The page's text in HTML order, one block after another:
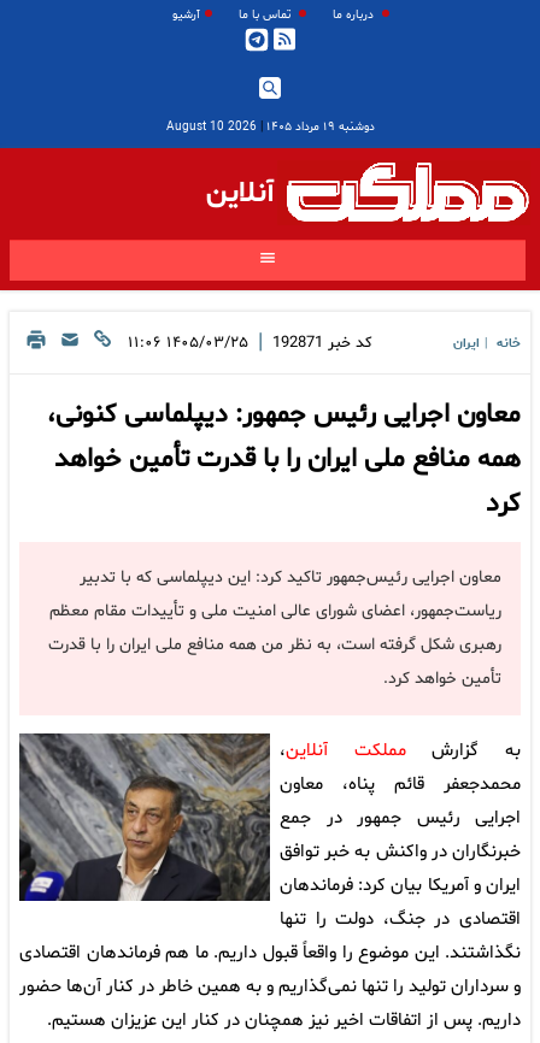
درباره ما تماس با ما آرشیو
دوشنبه ۱۹ مرداد ۱۴۰۵ |
2026 August 10
آنلاین
خانه ایران کد خبر 192871
| ۱۴۰۵/۰۳/۲۵ ۱۱:۰۶
معاون اجرایی رئیس جمهور: دیپلماسی کنونی،
همه منافع ملی ایران را با قدرت تأمین خواهد
کرد
معاون اجرایی رئیس‌جمهور تاکید کرد: این دیپلماسی که با تدبیر
ریاست‌جمهور، اعضای شورای عالی امنیت ملی و تأییدات مقام معظم
رهبری شکل گرفته است، به نظر من همه منافع ملی ایران را با قدرت
تأمین خواهد کرد.
به گزارشمملکت آنلاین،
محمدجعفر قائم پناه، معاون
اجرایی رئیس جمهور در جمع
خبرنگاران در واکنش به خبر توافق
ایران و آمریکا بیان کرد: فرماندهان
اقتصادی در جنگ، دولت را تنها
نگذاشتند. این موضوع را واقعاً قبول داریم. ما هم فرماندهان اقتصادی
و سرداران تولید را تنها نمی‌گذاریم و به همین خاطر در کنار آن‌ها حضور
داریم. پس از اتفاقات اخیر نیز همچنان در کنار این عزیزان هستیم.